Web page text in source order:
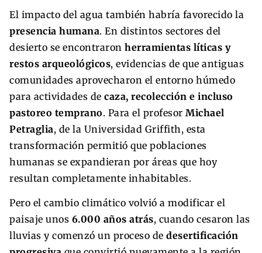
El impacto del agua también habría favorecido la
presencia humana. En distintos sectores del
desierto se encontraron herramientas líticas y
restos arqueológicos, evidencias de que antiguas
comunidades aprovecharon el entorno húmedo
para actividades de caza, recolección e incluso
pastoreo temprano. Para el profesor Michael
Petraglia, de la Universidad Griffith, esta
transformación permitió que poblaciones
humanas se expandieran por áreas que hoy
resultan completamente inhabitables.
Pero el cambio climático volvió a modificar el
paisaje unos 6.000 años atrás, cuando cesaron las
lluvias y comenzó un proceso de desertificación